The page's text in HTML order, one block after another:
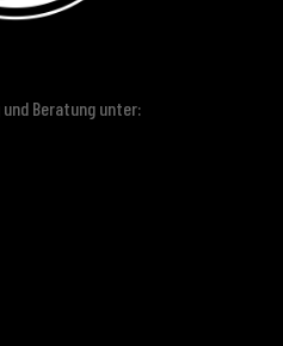
Beratung unter: